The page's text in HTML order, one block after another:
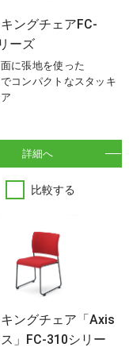
ングチェアFC-
ーズ
に張地を使った
コンパクトなスタッキ
詳細へ
比較する
ングチェア「Axis
」FC-310シリー